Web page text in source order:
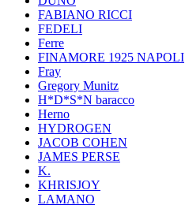
FABIANO RICCI
FEDELI
Ferre
FINAMORE 1925 NAPOLI
Fray
Gregory Munitz
H*D*S*N baracco
Herno
HYDROGEN
JACOB COHEN
JAMES PERSE
K.
KHRISJOY
LAMANO